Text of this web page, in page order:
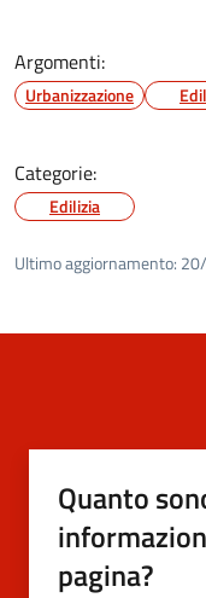
Argomenti:
Urbanizzazione
Categorie:
Edilizia
Ultimo aggiornamento:
Quanto
pagina?